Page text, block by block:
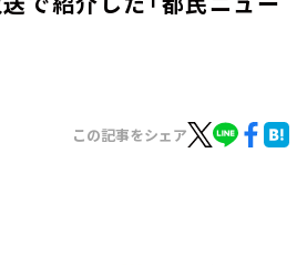
この記事をシェア